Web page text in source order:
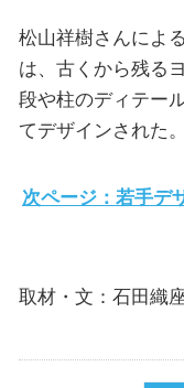
松山祥樹さんによ
は、古くから残る
段や柱のディテー
てデザインされた。
次ページ：若手デ
取材・文：石田織